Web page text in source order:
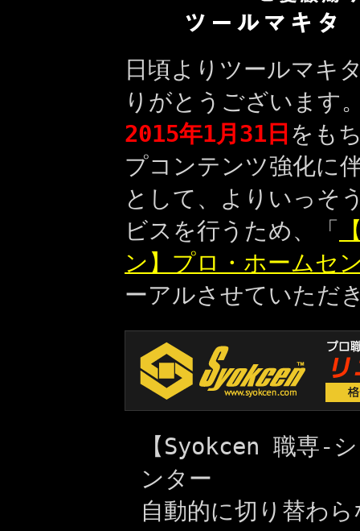
日頃よりツールマキ
りがとうございます
2015年1月31日 をも
プコンテンツ強化に
として、よりいっそ
ビスを行うため、「
ン】プロ・ホームセ
ーアルさせていただ
【Syokcen 職専-
ンター
自動的に切り替わ